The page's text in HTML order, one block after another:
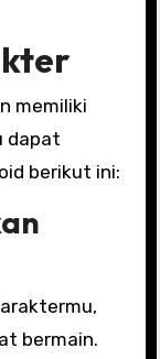
memiliki
dapat
berikut ini:
bermain.